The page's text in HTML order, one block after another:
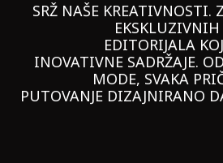
SRŽ NAŠE KREATIVNOSTI.
EDITORIJALA
INOVATIVNE SADRŽAJE.
MODE, SVAKA
PUTOVANJE DIZAJNIRANO